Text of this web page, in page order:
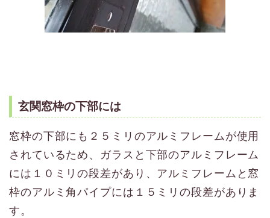
玄関窓枠の下部には
窓枠の下部にも２５ミリのアルミフレームが使用
されているため、ガラスと下部のアルミフレーム
には１０ミリの段差があり、アルミフレームと窓
枠のアルミ角パイプには１５ミリの段差がありま
す。